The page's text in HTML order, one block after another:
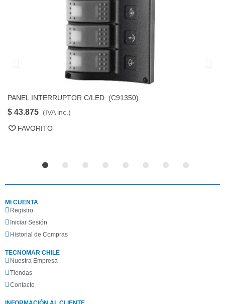
FAVORITO
PANEL INTERRUPTOR C/LED. (C91350)
$ 43.875 (IVA inc.)
FAVORITO
MI CUENTA
Registro
Iniciar Sesión
Historial de Compras
TECNOMAR CHILE
Nuestra Empresa
Tiendas
Contacto